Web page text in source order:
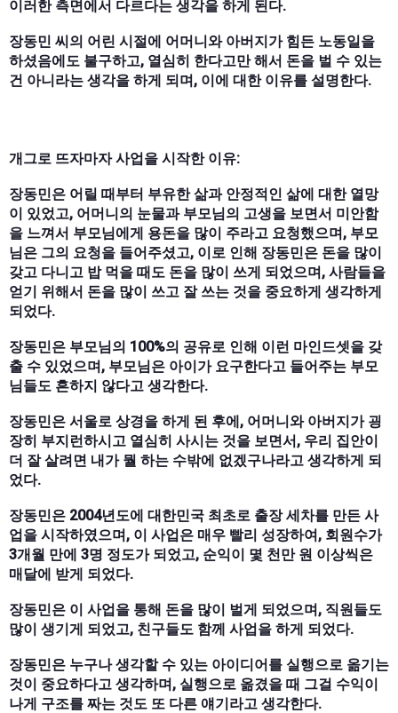
이러한 측면에서 다르다는 생각을 하게 된다.
장동민 씨의 어린 시절에 어머니와 아버지가 힘든 노동일을
하셨음에도 불구하고, 열심히 한다고만 해서 돈을 벌 수 있는
건 아니라는 생각을 하게 되며, 이에 대한 이유를 설명한다.
개그로 뜨자마자 사업을 시작한 이유:
장동민은 어릴 때부터 부유한 삶과 안정적인 삶에 대한 열망
이 있었고, 어머니의 눈물과 부모님의 고생을 보면서 미안함
을 느껴서 부모님에게 용돈을 많이 주라고 요청했으며, 부모
님은 그의 요청을 들어주셨고, 이로 인해 장동민은 돈을 많이
갖고 다니고 밥 먹을 때도 돈을 많이 쓰게 되었으며, 사람들을
얻기 위해서 돈을 많이 쓰고 잘 쓰는 것을 중요하게 생각하게
되었다.
장동민은 부모님의 100%의 공유로 인해 이런 마인드셋을 갖
출 수 있었으며, 부모님은 아이가 요구한다고 들어주는 부모
님들도 흔하지 않다고 생각한다.
장동민은 서울로 상경을 하게 된 후에, 어머니와 아버지가 굉
장히 부지런하시고 열심히 사시는 것을 보면서, 우리 집안이
더 잘 살려면 내가 뭘 하는 수밖에 없겠구나라고 생각하게 되
었다.
장동민은 2004년도에 대한민국 최초로 출장 세차를 만든 사
업을 시작하였으며, 이 사업은 매우 빨리 성장하여, 회원수가
3개월 만에 3명 정도가 되었고, 순익이 몇 천만 원 이상씩은
매달에 받게 되었다.
장동민은 이 사업을 통해 돈을 많이 벌게 되었으며, 직원들도
많이 생기게 되었고, 친구들도 함께 사업을 하게 되었다.
장동민은 누구나 생각할 수 있는 아이디어를 실행으로 옮기는
것이 중요하다고 생각하며, 실행으로 옮겼을 때 그걸 수익이
나게 구조를 짜는 것도 또 다른 얘기라고 생각한다.